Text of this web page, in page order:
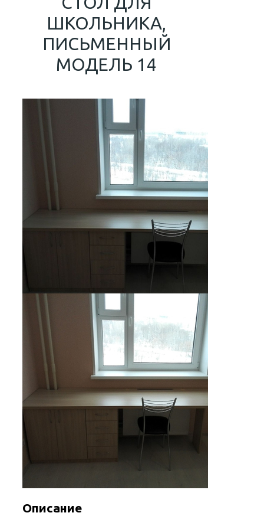
ШКОЛЬНИКА,
ПИСЬМЕННЫЙ
МОДЕЛЬ 14
Описание